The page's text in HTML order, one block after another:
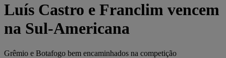
Luís Castro e Franclim vencem
na Sul-Americana
Grêmio e Botafogo bem encaminhados na competição